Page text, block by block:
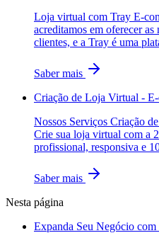
Loja virtual com Tray E-
acreditamos em oferecer as
clientes, e a Tray é uma
Saber mais
Criação de Loja Virtual -
Nossos Serviços Criação
Crie sua loja virtual com a
profissional, responsiva e
Saber mais
Nesta página
Expanda Seu Negócio